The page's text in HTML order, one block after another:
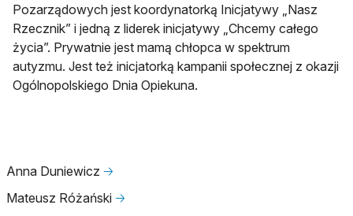
Pozarządowych jest koordynatorką Inicjatywy „Nasz
Rzecznik” i jedną z liderek inicjatywy „Chcemy całego
życia”. Prywatnie jest mamą chłopca w spektrum
autyzmu. Jest też inicjatorką kampanii społecznej z okazji
Ogólnopolskiego Dnia Opiekuna.
Anna Duniewicz 🡢
Mateusz Różański 🡢